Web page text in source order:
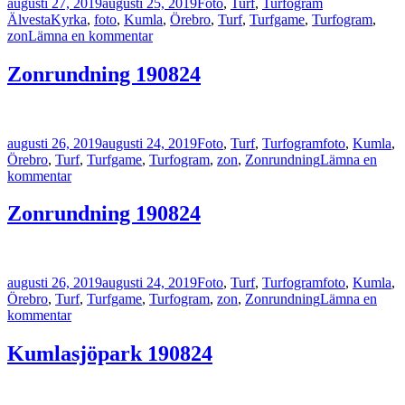
ÄlvestaKyrka, foto, Kumla, Örebro, Turf, Turfgame, Turfogram,
zonLämna en kommentartill
190825
Zonrundning 190824
Postat
augusti 26, 2019augusti 24, 2019Kategorier
Foto, Turf, TurfogramTaggar
foto, Kumla,
Örebro, Turf, Turfgame, Turfogram, zon, ZonrundningLämna en
kommentartill
190824
Zonrundning 190824
Postat
augusti 26, 2019augusti 24, 2019Kategorier
Foto, Turf, TurfogramTaggar
foto, Kumla,
Örebro, Turf, Turfgame, Turfogram, zon, ZonrundningLämna en
kommentartill
190824
Kumlasjöpark 190824